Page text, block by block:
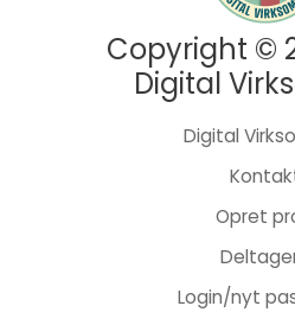
Copyright ©
Digital
Digital
Opret
Login/nyt